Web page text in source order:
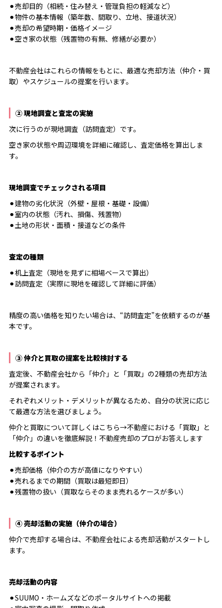
⚫︎売却目的（相続・住み替え・管理負担の軽減など）
⚫︎物件の基本情報（築年数、間取り、立地、接道状況）
⚫︎売却の希望時期・価格イメージ
⚫︎空き家の状態（残置物の有無、修繕が必要か）
不動産会社はこれらの情報をもとに、最適な売却方法（仲介・買
取）やスケジュールの提案を行います。
② 現地調査と査定の実施
次に行うのが現地調査（訪問査定）です。
空き家の状態や周辺環境を詳細に確認し、査定価格を算出しま
す。
現地調査でチェックされる項目
⚫︎建物の劣化状況（外壁・屋根・基礎・設備）
⚫︎室内の状態（汚れ、損傷、残置物）
⚫︎土地の形状・面積・接道などの条件
査定の種類
⚫︎机上査定（現地を見ずに相場ベースで算出）
⚫︎訪問査定（実際に現地を確認して詳細に評価）
精度の高い価格を知りたい場合は、“訪問査定”を依頼するのが基
本です。
③ 仲介と買取の提案を比較検討する
査定後、不動産会社から「仲介」と「買取」の2種類の売却方法
が提案されます。
それぞれメリット・デメリットが異なるため、自分の状況に応じ
て最適な方法を選びましょう。
仲介と買取について詳しくはこちら→不動産における「買取」と
「仲介」の違いを徹底解説！不動産売却のプロがお答えします
比較するポイント
⚫︎売却価格（仲介の方が高値になりやすい）
⚫︎売れるまでの期間（買取は最短即日）
⚫︎残置物の扱い（買取ならそのまま売れるケースが多い）
④ 売却活動の実施（仲介の場合）
仲介で売却する場合は、不動産会社による売却活動がスタートし
ます。
売却活動の内容
⚫︎SUUMO・ホームズなどのポータルサイトへの掲載